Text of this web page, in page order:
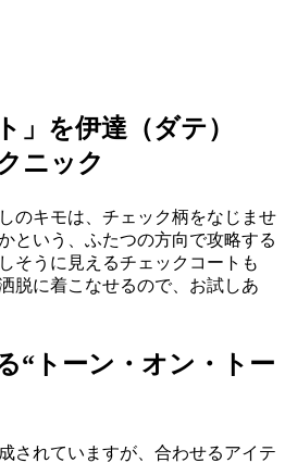
」を伊達（ダテ）
ニック
のキモは、チェック柄をなじませ
という、ふたつの方向で攻略する
そうに見えるチェックコートも
脱に着こなせるので、お試しあ
“トーン・オン・トー
されていますが、合わせるアイテ